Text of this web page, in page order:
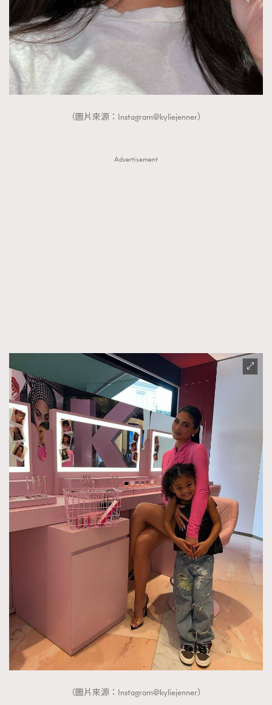
（圖片來源：Instagram@kyliejenner）
Advertisement
（圖片來源：Instagram@kyliejenner）